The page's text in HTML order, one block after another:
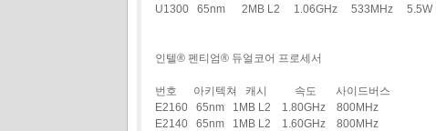
U1300 65nm 2MB L2 1.06GHz 533MHz 5.5W
인텔® 펜티엄® 듀얼코어 프로세서
번호 아키텍쳐 캐시 속도 사이드버스
E2160 65nm 1MB L2 1.80GHz 800MHz
E2140 65nm 1MB L2 1.60GHz 800MHz